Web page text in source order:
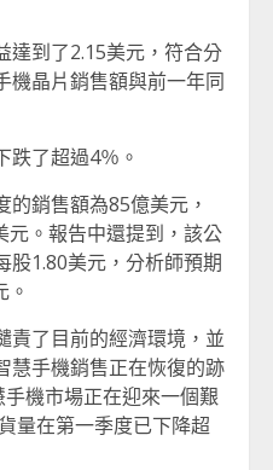
達到了2.15美元，符合分
機晶片銷售額與前一年同
跌了超過4％。
銷售額為85億美元，
元。報告中還提到，該公
股1.80美元，分析師預期
責了目前的經濟環境，並
慧手機銷售正在恢復的跡
機市場正在迎來一個艱
量在第一季度已下降超